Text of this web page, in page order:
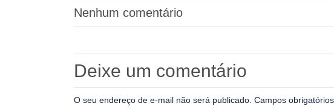
Nenhum comentário
Deixe um comentário
O seu endereço de e-mail não será publicado. Campos